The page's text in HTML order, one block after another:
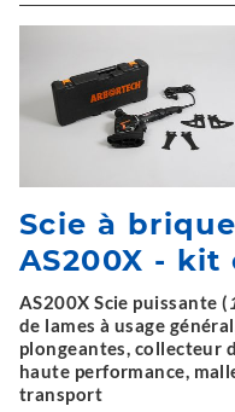
Scie à
AS200X -
AS200X Scie puissante (
de lames à usage
plongeantes, collecteur
haute performance,
transport